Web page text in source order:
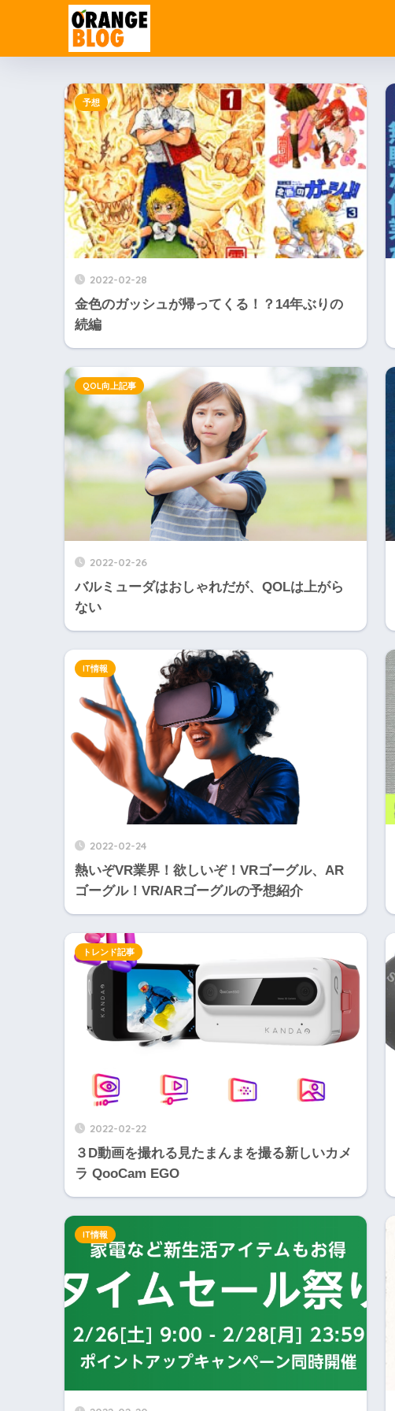
2022-02-28
金色のガッシュが帰ってくる！？14年ぶりの
続編
予想
2022-02-26
バルミューダはおしゃれだが、QOLは上がら
ない
QOL向上記事
2022-02-24
熱いぞVR業界！欲しいぞ！VRゴーグル、AR
ゴーグル！VR/ARゴーグルの予想紹介
IT情報
2022-02-22
３D動画を撮れる見たまんまを撮る新しいカメ
ラ QooCam EGO
トレンド記事
IT情報